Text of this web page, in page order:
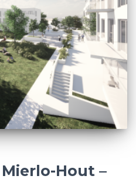
Hout –